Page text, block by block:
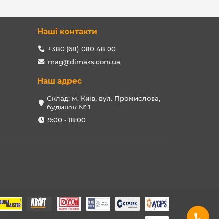
Наші контакти
+380 (68) 080 48 00
mag@dimaks.com.ua
Наш адрес
Склад: м. Київ, вул. Промислова,
будинок № 1
9:00 - 18:00